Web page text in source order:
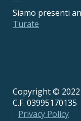
Siamo presenti
Turate
Copyright © 2022
C.F. 03995170135
Privacy Policy